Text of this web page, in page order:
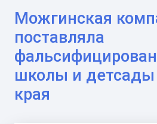
Можгинская
поставляла
школы и детсады
края